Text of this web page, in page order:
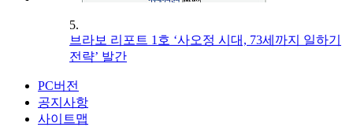
5.
브라보 리포트 1호 ‘사오정 시대, 73세까지 일하기
전략’ 발간
PC버전
공지사항
사이트맵